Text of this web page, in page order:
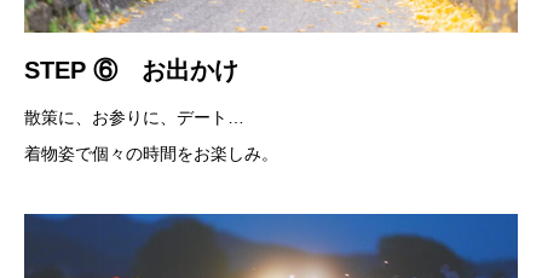
STEP ⑥ お出かけ
散策に、お参りに、デート…
着物姿で個々の時間をお楽しみ。